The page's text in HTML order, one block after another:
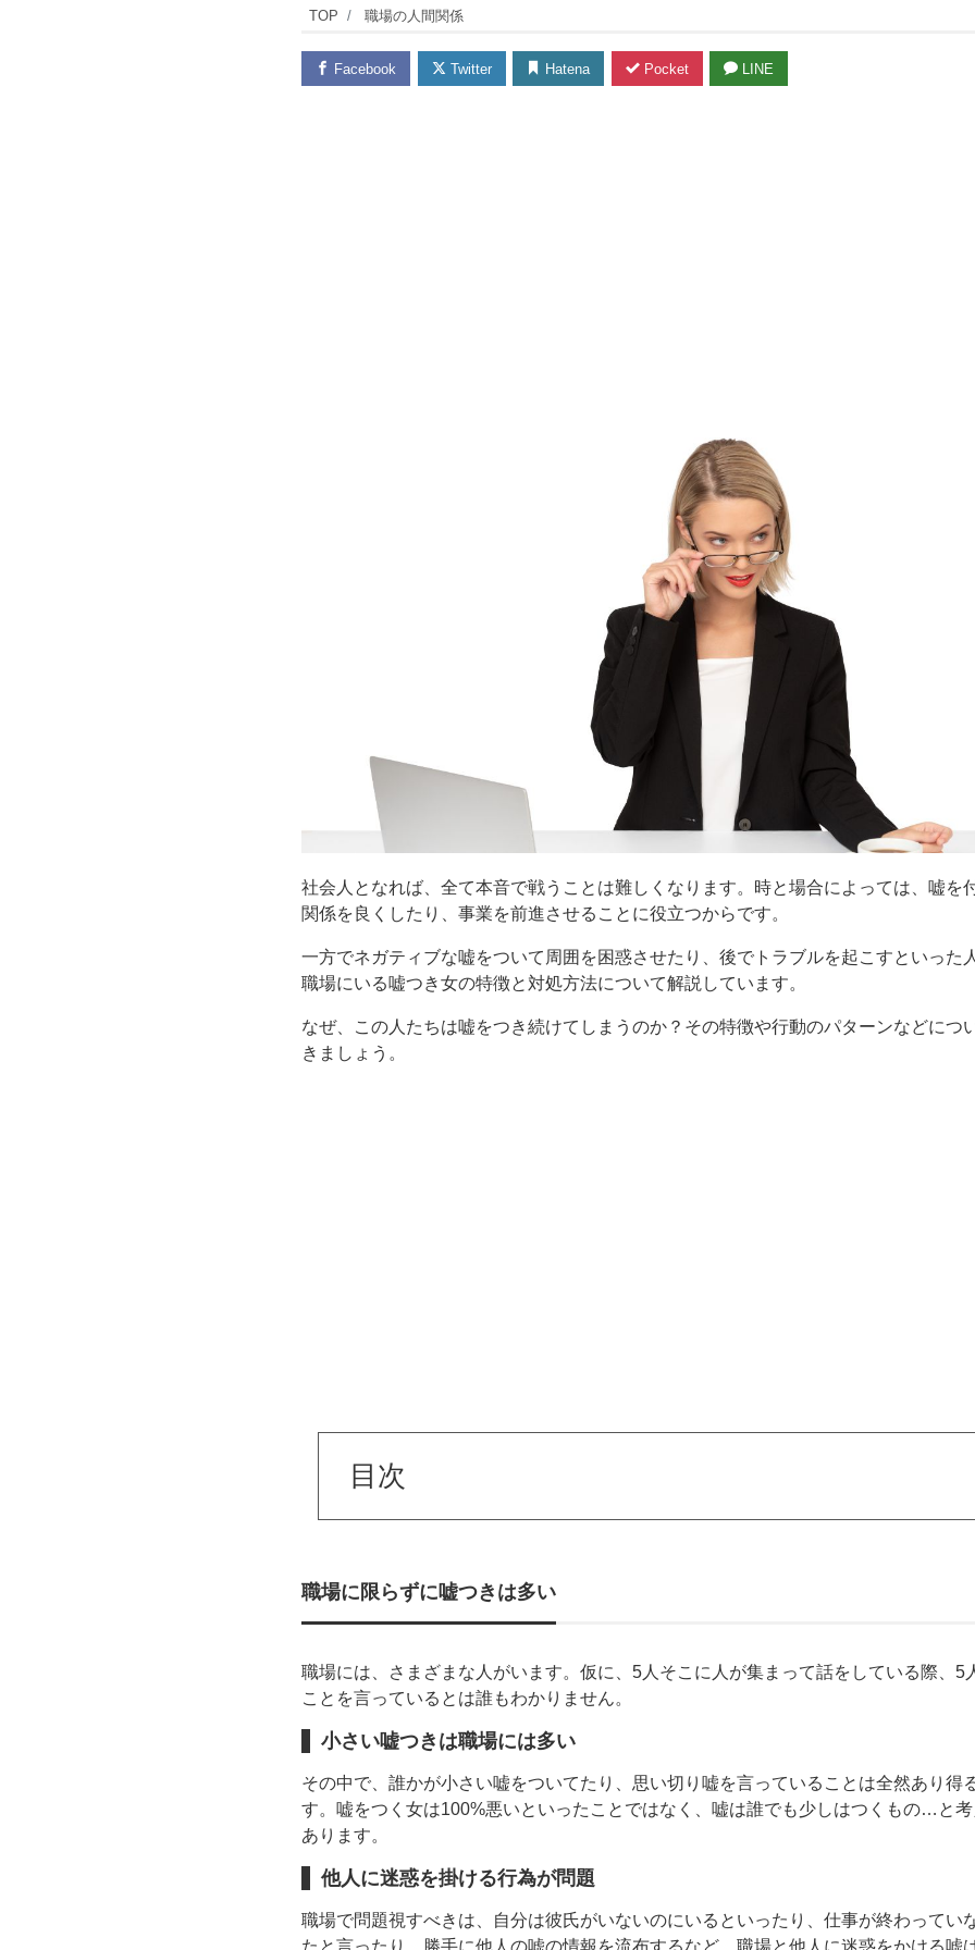
TOP 職場の人間関係
Facebook Twitter Hatena Pocket LINE
社会人となれば、全て本音で戦うことは難しくなります。時と場合によっては、嘘を
関係を良くしたり、事業を前進させることに役立つからです。
一方でネガティブな嘘をついて周囲を困惑させたり、後でトラブルを起こすといった
職場にいる嘘つき女の特徴と対処方法について解説しています。
なぜ、この人たちは嘘をつき続けてしまうのか？その特徴や行動のパターンなどにつ
きましょう。
目次
職場に限らずに嘘つきは多い
職場には、さまざまな人がいます。仮に、5人そこに人が集まって話をしている際、5
ことを言っているとは誰もわかりません。
小さい嘘つきは職場には多い
その中で、誰かが小さい嘘をついてたり、思い切り嘘を言っていることは全然あり得
す。嘘をつく女は100%悪いといったことではなく、嘘は誰でも少しはつくもの…と
あります。
他人に迷惑を掛ける行為が問題
職場で問題視すべきは、自分は彼氏がいないのにいるといったり、仕事が終わってい
たと言ったり、勝手に他人の嘘の情報を流布するなど、職場と他人に迷惑をかける嘘